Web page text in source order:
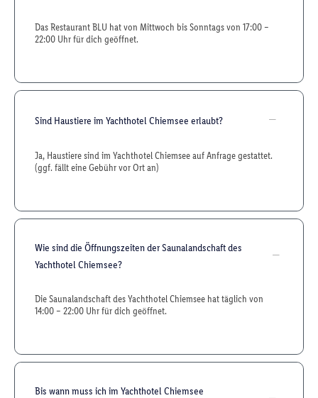
Das Restaurant BLU hat von Mittwoch bis Sonntags von 17:00 –
22:00 Uhr für dich geöffnet.
Sind Haustiere im Yachthotel Chiemsee erlaubt?
Ja, Haustiere sind im Yachthotel Chiemsee auf Anfrage gestattet.
(ggf. fällt eine Gebühr vor Ort an)
Wie sind die Öffnungszeiten der Saunalandschaft des
Yachthotel Chiemsee?
Die Saunalandschaft des Yachthotel Chiemsee hat täglich von
14:00 – 22:00 Uhr für dich geöffnet.
Bis wann muss ich im Yachthotel Chiemsee